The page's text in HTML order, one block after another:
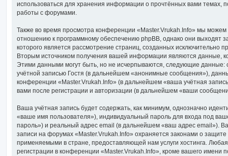
использоваться для хранения информации о прочтённых вами темах,
работы с форумами.
Также во время просмотра конференции «Master.Vrukah.Info» мы
отношению к программному обеспечению phpBB, однако они выходят
которого является рассмотрение страниц, созданных исключительно
Вторым источником получения вашей информации являются данные,
Этими данными могут быть, но не исчерпываются, следующие
учётной записью Гостя (в дальнейшем «анонимные сообщения»),
конференции «Master.Vrukah.Info» (в дальнейшем «ваша учётная
вами после регистрации и авторизации (в дальнейшем «ваши
Ваша учётная запись будет содержать, как минимум, однозначно
«ваше имя пользователя»), индивидуальный пароль для входа под
пароль») и реальный адрес email (в дальнейшем «ваш адрес email»).
записи на форумах «Master.Vrukah.Info» охраняется законами о
применяемыми в стране, предоставляющей нам услуги хостинга.
регистрации в конференции «Master.Vrukah.Info», кроме вашего имени